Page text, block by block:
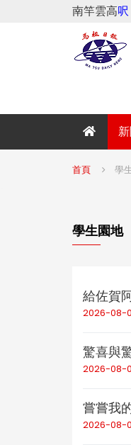
南竿雲高
首頁 學
學生園地
給佐賀
2026-08-
驚喜與
2026-08-
嘗嘗我
2026-08-